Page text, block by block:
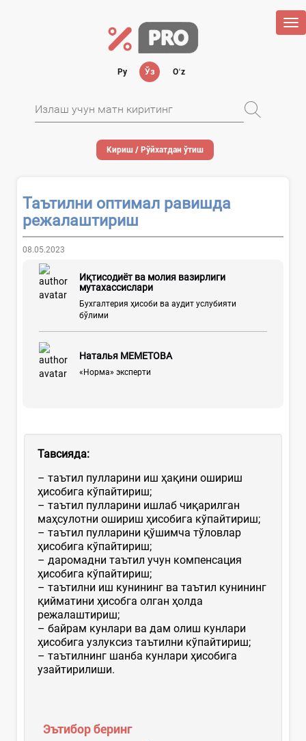
Ру Ўз Oʻz
Кириш / Рўйхатдан ўтиш
Таътилни оптимал равишда
режалаштириш
08.05.2023
Иқтисодиёт ва молия вазирлиги
мутахассислари
Бухгалтерия ҳисоби ва аудит услубияти
бўлими
Наталья МЕМЕТОВА
«Норма» эксперти
Тавсияда:
– таътил пулларини иш ҳақини ошириш
ҳисобига кўпайтириш;
– таътил пулларини ишлаб чиқарилган
маҳсулотни ошириш ҳисобига кўпайтириш;
– таътил пулларини қўшимча тўловлар
ҳисобига кўпайтириш;
– даромадни таътил учун компенсация
ҳисобига кўпайтириш;
– таътилни иш кунининг ва таътил кунининг
қийматини ҳисобга олган ҳолда
режалаштириш;
– байрам кунлари ва дам олиш кунлари
ҳисобига узлуксиз таътилни кўпайтириш;
– таътилнинг шанба кунлари ҳисобига
узайтирилиши.
Эътибор беринг